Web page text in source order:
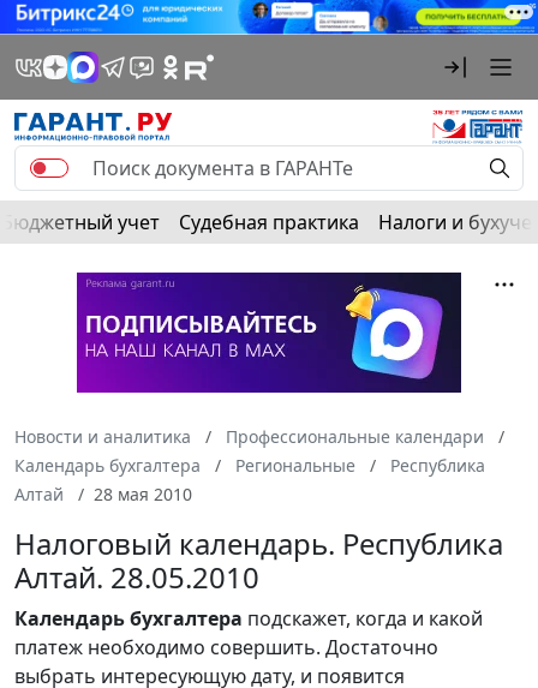
Бюджетный учет Судебная практика Налоги и
Новости и аналитика
Профессиональные календари
Календарь бухгалтера
Региональные
Республика
Алтай
28 мая 2010
Налоговый календарь. Республика
Алтай. 28.05.2010
Календарьбухгалтера подскажет, когда и какой
платеж необходимо совершить. Достаточно
выбрать интересующую дату, и появится